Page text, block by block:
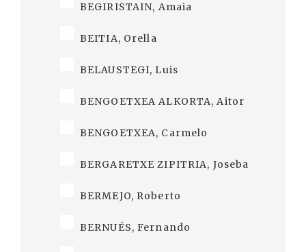
BEGIRISTAIN, Amaia
BEITIA, Orella
BELAUSTEGI, Luis
BENGOETXEA ALKORTA, Aitor
BENGOETXEA, Carmelo
BERGARETXE ZIPITRIA, Joseba
BERMEJO, Roberto
BERNUÉS, Fernando